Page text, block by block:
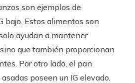
son ejemplos de
bajo. Estos alimentos son
ayudan a mantener
que también proporcionan
Por otro lado, el pan
poseen un IG elevado,